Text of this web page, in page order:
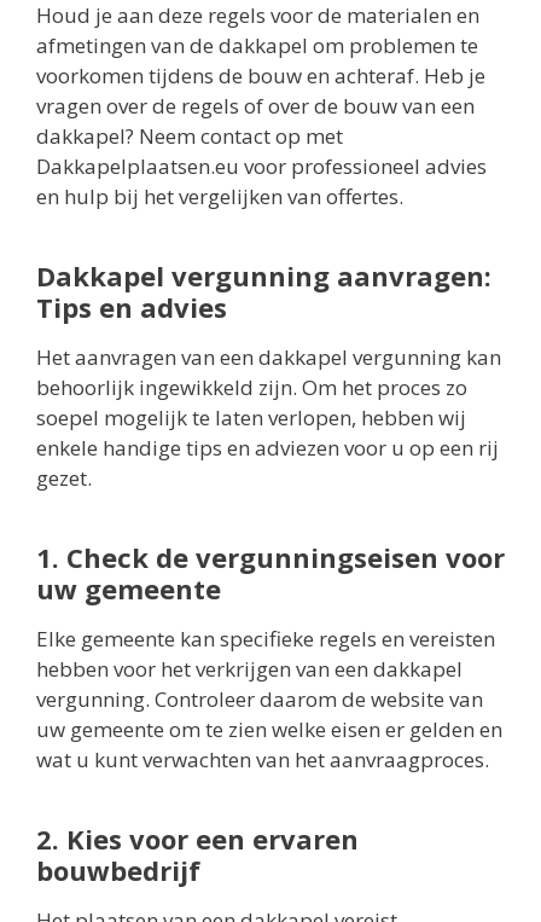
Houd je aan deze regels voor de materialen en
afmetingen van de dakkapel om problemen te
voorkomen tijdens de bouw en achteraf. Heb je
vragen over de regels of over de bouw van een
dakkapel? Neem contact op met
Dakkapelplaatsen.eu voor professioneel advies
en hulp bij het vergelijken van offertes.
Dakkapel vergunning aanvragen:
Tips en advies
Het aanvragen van een dakkapel vergunning kan
behoorlijk ingewikkeld zijn. Om het proces zo
soepel mogelijk te laten verlopen, hebben wij
enkele handige tips en adviezen voor u op een rij
gezet.
1. Check de vergunningseisen voor
uw gemeente
Elke gemeente kan specifieke regels en vereisten
hebben voor het verkrijgen van een dakkapel
vergunning. Controleer daarom de website van
uw gemeente om te zien welke eisen er gelden en
wat u kunt verwachten van het aanvraagproces.
2. Kies voor een ervaren
bouwbedrijf